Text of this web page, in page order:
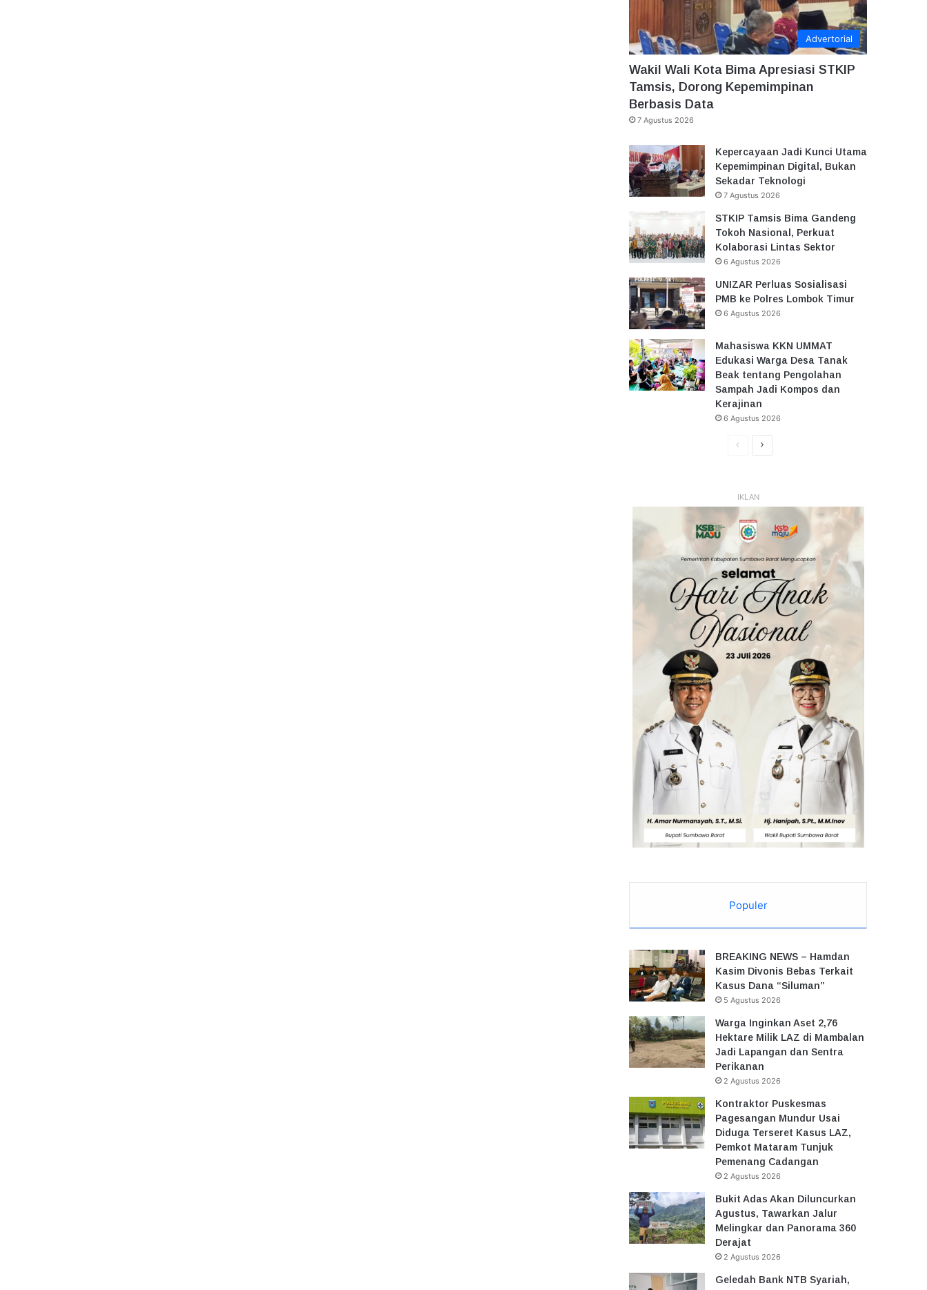
Advertorial
Wakil Wali Kota Bima Apresiasi STKIP
Tamsis, Dorong Kepemimpinan
Berbasis Data
7 Agustus 2026
Kepercayaan Jadi Kunci Utama
Kepemimpinan Digital, Bukan
Sekadar Teknologi
7 Agustus 2026
STKIP Tamsis Bima Gandeng
Tokoh Nasional, Perkuat
Kolaborasi Lintas Sektor
6 Agustus 2026
UNIZAR Perluas Sosialisasi
PMB ke Polres Lombok Timur
6 Agustus 2026
Mahasiswa KKN UMMAT
Edukasi Warga Desa Tanak
Beak tentang Pengolahan
Sampah Jadi Kompos dan
Kerajinan
6 Agustus 2026
HalamanHalaman
IKLAN
Populer
BREAKING NEWS – Hamdan
Kasim Divonis Bebas Terkait
Kasus Dana “Siluman”
5 Agustus 2026
Warga Inginkan Aset 2,76
Hektare Milik LAZ di Mambalan
Jadi Lapangan dan Sentra
Perikanan
2 Agustus 2026
Kontraktor Puskesmas
Pagesangan Mundur Usai
Diduga Terseret Kasus LAZ,
Pemkot Mataram Tunjuk
Pemenang Cadangan
2 Agustus 2026
Bukit Adas Akan Diluncurkan
Agustus, Tawarkan Jalur
Melingkar dan Panorama 360
Derajat
2 Agustus 2026
Geledah Bank NTB Syariah,